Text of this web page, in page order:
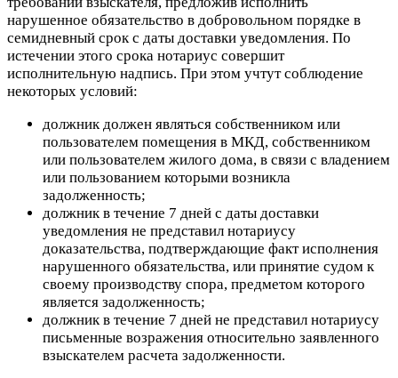
нарушенное обязательство в добровольном порядке в
семидневный срок с даты доставки уведомления. По
истечении этого срока нотариус совершит
исполнительную надпись. При этом учтут соблюдение
некоторых условий:
должник должен являться собственником или
пользователем помещения в МКД, собственником
или пользователем жилого дома, в связи с владением
или пользованием которыми возникла
задолженность;
должник в течение 7 дней с даты доставки
уведомления не представил нотариусу
доказательства, подтверждающие факт исполнения
нарушенного обязательства, или принятие судом к
своему производству спора, предметом которого
является задолженность;
должник в течение 7 дней не представил нотариусу
письменные возражения относительно заявленного
взыскателем расчета задолженности.